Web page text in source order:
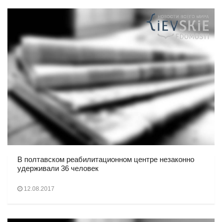
В полтавском реабилитационном центре незаконно
удерживали 36 человек
12.08.2017